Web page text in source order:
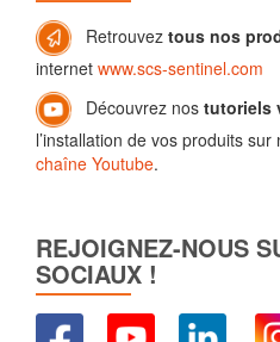
Retrouvez tous nos
internet www.scs-sentinel.com
Découvrez nos tutoriels
l’installation de vos produits sur
chaîne Youtube.
REJOIGNEZ-NOUS
SOCIAUX !